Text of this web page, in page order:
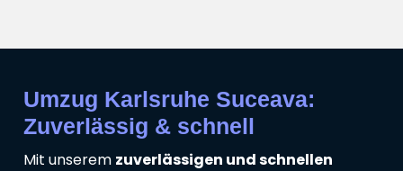
Umzug Karlsruhe Suceava:
Zuverlässig & schnell
Mit unserem zuverlässigen und schnellen